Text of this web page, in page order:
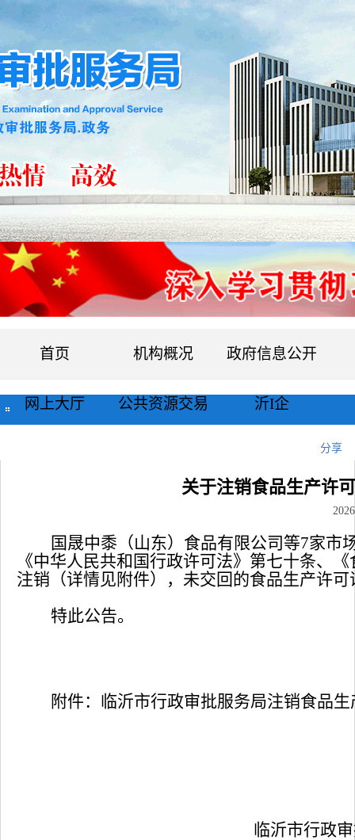
首页 机构概况 政府信息公开
网上大厅 公共资源交易 沂I企
分享
关于注销食品生产许
国晟中黍（山东）食品有限公司等7家市
《中华人民共和国行政许可法》第七十条、
注销（详情见附件），未交回的食品生产许
特此公告。
附件：临沂市行政审批服务局注销食品
临沂市行政